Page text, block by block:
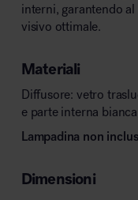
interni, garantendo
visivo ottimale.
Materiali
Diffusore: vetro
e parte interna bianca
Lampadina non
Dimensioni